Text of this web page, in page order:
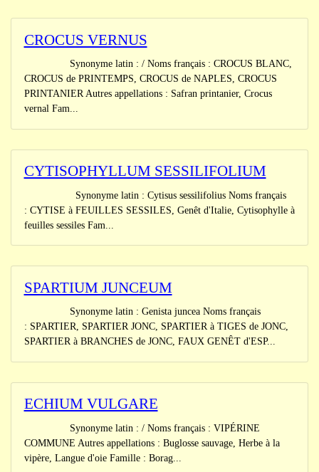
CROCUS VERNUS
Synonyme latin : / Noms français : CROCUS BLANC,
CROCUS de PRINTEMPS, CROCUS de NAPLES, CROCUS
PRINTANIER Autres appellations : Safran printanier, Crocus
vernal Fam...
CYTISOPHYLLUM SESSILIFOLIUM
Synonyme latin : Cytisus sessilifolius Noms français
: CYTISE à FEUILLES SESSILES, Genêt d'Italie, Cytisophylle à
feuilles sessiles Fam...
SPARTIUM JUNCEUM
Synonyme latin : Genista juncea Noms français
: SPARTIER, SPARTIER JONC, SPARTIER à TIGES de JONC,
SPARTIER à BRANCHES de JONC, FAUX GENÊT d'ESP...
ECHIUM VULGARE
Synonyme latin : / Noms français : VIPÉRINE
COMMUNE Autres appellations : Buglosse sauvage, Herbe à la
vipère, Langue d'oie Famille : Borag...